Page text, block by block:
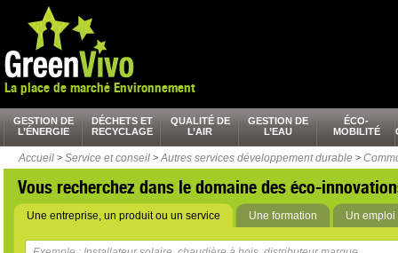
La place de marché Environnement
GESTION DE
L’ÉNERGIE
DÉCHETS ET
RECYCLAGE
QUALITÉ DE
L’AIR
GESTION DE
L’EAU
ÉCO-
MOBILITÉ
Accueil > Service et conseil > Autres services développement durable >
Vous recherchez dans le domaine des éco-
Une entreprise, un produit ou un service Une formation Un emploi